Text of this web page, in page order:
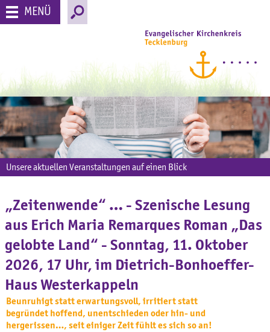
MENÜ
Unsere aktuellen Veranstaltungen auf einen Blick
„Zeitenwende“ … - Szenische Lesung
aus Erich Maria Remarques Roman „Das
gelobte Land“ - Sonntag, 11. Oktober
2026, 17 Uhr, im Dietrich-Bonhoeffer-
Haus Westerkappeln
Beunruhigt statt erwartungsvoll, irritiert statt
begründet hoffend, unentschieden oder hin- und
hergerissen…, seit einiger Zeit fühlt es sich so an!